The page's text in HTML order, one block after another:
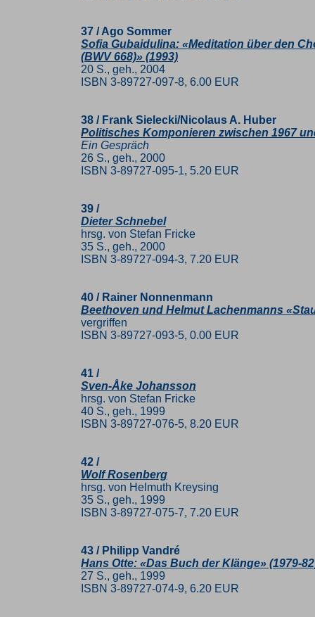
37 / Ago Sommer
Sofia Gubaidulina: «Meditation über den
(BWV 668)» (1993)
20 S., geh., 2004
ISBN 3-89727-097-8, 6.00 EUR
38 / Frank Sielecki/Nicolaus A. Huber
Politisches Komponieren zwischen 1967
Ein Gespräch
26 S., geh., 2000
ISBN 3-89727-095-1, 5.20 EUR
39 /
Dieter Schnebel
hrsg. von Stefan Fricke
35 S., geh., 2000
ISBN 3-89727-094-3, 7.20 EUR
40 / Rainer Nonnenmann
Beethoven und Helmut Lachenmanns
vergriffen
ISBN 3-89727-093-5, 0.00 EUR
41 /
Sven-Åke Johansson
hrsg. von Stefan Fricke
40 S., geh., 1999
ISBN 3-89727-076-5, 8.20 EUR
42 /
Wolf Rosenberg
hrsg. von Helmuth Kreysing
35 S., geh., 1999
ISBN 3-89727-075-7, 7.20 EUR
43 / Philipp Vandré
Hans Otte: «Das Buch der Klänge» (1979-
27 S., geh., 1999
ISBN 3-89727-074-9, 6.20 EUR